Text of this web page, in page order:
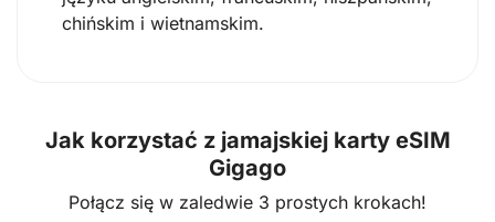
chińskim i wietnamskim.
Jak korzystać z jamajskiej karty eSIM
Gigago
Połącz się w zaledwie 3 prostych krokach!